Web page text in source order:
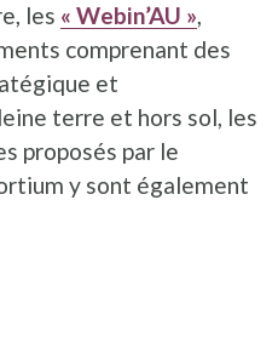
les « Webin’AU »,
comprenant des
et
terre et hors sol, les
proposés par le
y sont également